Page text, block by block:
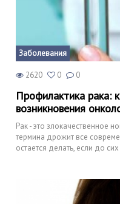
Заболевания
2620 0 0
Профилактика рака:
возникновения
Рак - это злокачественное
термина дрожит все
остается делать, если до